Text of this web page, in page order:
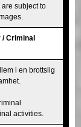
subject to
/ Criminal
i en brottslig
activities.